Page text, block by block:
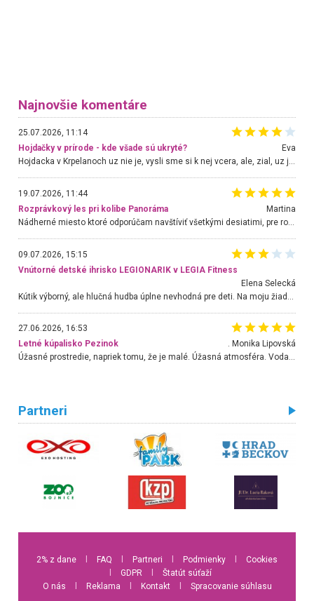
Najnovšie komentáre
25.07.2026, 11:14
Hojdačky v prírode - kde všade sú ukryté?
Eva
Hojdacka v Krpelanoch uz nie je, vysli sme si k nej vcera, ale, zial, uz je znicena. Ak sem planujete cestu len kvoli hojdacke, mozete si ju usetrit. Krasny vyhlad je tu vsak aj bez hojdacky :-)
19.07.2026, 11:44
Rozprávkový les pri kolibe Panoráma
Martina
Nádherné miesto ktoré odporúčam navštíviť všetkými desiatimi, pre rodiny s deťmi, dôchodcom... Proste a jednoducho ozaj rozprávkový les.. určite ešte prídeme. Odniesli sme si na pamiatku krásne tričká,
09.07.2026, 15:15
Vnútorné detské ihrisko LEGIONARIK v LEGIA Fitness
Elena Selecká
27.06.2026, 16:53
Letné kúpalisko Pezinok
. Monika Lipovská
Úžasné prostredie, napriek tomu, že je malé. Úžasná atmosféra. Voda fantastická a nádherná. Ľudí je pomerne veľa, ale su mili a ohľaduplní. Je veľmi zaujímavé sledovať, ako dokážu spolu športovať cudzí ľudia a bez ohľadu na vek. Vládne tu pohoda. Vnuka neviem dostať z vody. Ďakujem za krásny deň . Urcite sa sem vrátim. Jediný problém je s parkovaním, ale aj ten sa mi podarilo vyriešiť. Monika Bratislava
Partneri
2% z dane FAQ Partneri Podmienky
Cookies
GDPR
Štatút súťaží
O nás
Reklama Kontakt Spracovanie súhlasu